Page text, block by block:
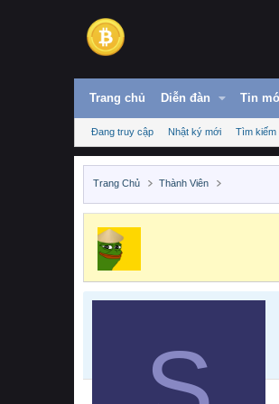
Trang chủ Diễn đàn Tin
Đang truy cập Nhật ký mới Tìm kiếm
Trang Chủ Thành Viên